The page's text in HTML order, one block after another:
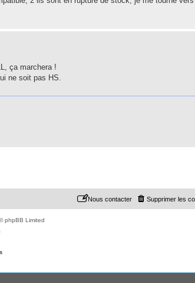
ça marchera !
ne soit pas HS.
Supprimer les
Nous contacter
phpBB Limited